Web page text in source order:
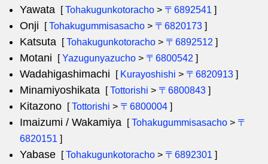
Yawata [Tohakugunkotoracho > 〒6892541 ]
Onji [Tohakugummisasacho > 〒6820173 ]
Katsuta [Tohakugunkotoracho > 〒6892512 ]
Motani [Yazugunyazucho > 〒6800542 ]
Wadahigashimachi [ Kurayoshishi > 〒6820913 ]
Minamiyoshikata [Tottorishi > 〒6800843 ]
Kitazono [Tottorishi > 〒6800004 ]
Imaizumi / Wakamiya [Tohakugummisasacho > 〒
6820151 ]
Yabase [Tohakugunkotoracho > 〒6892301 ]